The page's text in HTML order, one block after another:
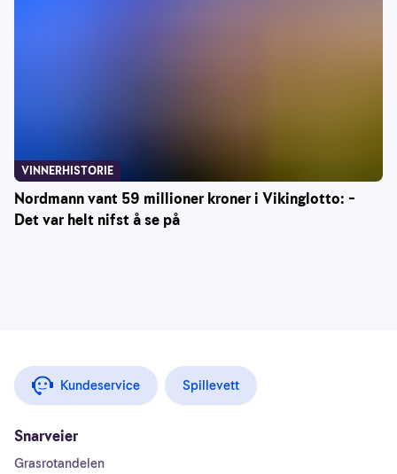
Nordmann vant 59 millioner kroner i Vikinglotto: –
Det var helt nifst å se på
VINNERHISTORIE
Kundeservice Spillevett
Snarveier
Grasrotandelen